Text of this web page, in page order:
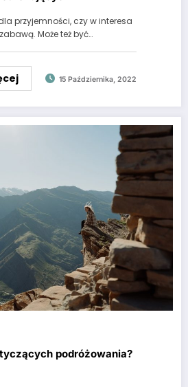
przyjemności, czy w interesa
Może też być…
15 Października, 2022
podróżowania?